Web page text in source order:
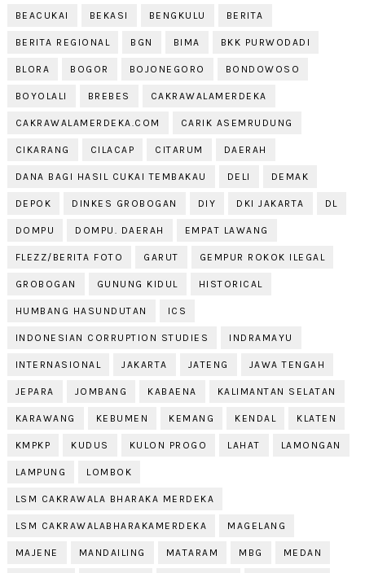
BEACUKAI BEKASI BENGKULU BERITA
BERITA REGIONAL BGN BIMA BKK PURWODADI
BLORA BOGOR BOJONEGORO BONDOWOSO
BOYOLALI BREBES CAKRAWALAMERDEKA
CAKRAWALAMERDEKA.COM CARIK ASEMRUDUNG
CIKARANG CILACAP CITARUM DAERAH
DANA BAGI HASIL CUKAI TEMBAKAU DELI DEMAK
DEPOK DINKES GROBOGAN DIY DKI JAKARTA DL
DOMPU DOMPU. DAERAH EMPAT LAWANG
FLEZZ/BERITA FOTO GARUT GEMPUR ROKOK ILEGAL
GROBOGAN GUNUNG KIDUL HISTORICAL
HUMBANG HASUNDUTAN ICS
INDONESIAN CORRUPTION STUDIES INDRAMAYU
INTERNASIONAL JAKARTA JATENG JAWA TENGAH
JEPARA JOMBANG KABAENA KALIMANTAN SELATAN
KARAWANG KEBUMEN KEMANG KENDAL KLATEN
KMPKP KUDUS KULON PROGO LAHAT LAMONGAN
LAMPUNG LOMBOK
LSM CAKRAWALA BHARAKA MERDEKA
LSM CAKRAWALABHARAKAMERDEKA MAGELANG
MAJENE MANDAILING MATARAM MBG MEDAN